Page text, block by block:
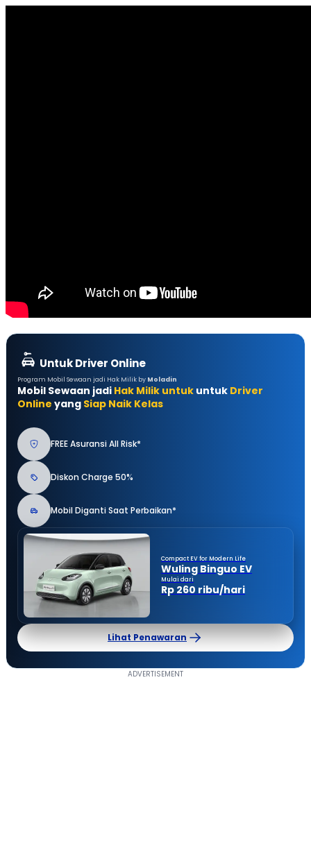
Untuk Driver Online
Program Mobil Sewaan jadi Hak Milik by Moladin
Mobil Sewaan jadi Hak Milik untuk untuk Driver
Online yang Siap Naik Kelas
FREE Asuransi All Risk*
Diskon Charge 50%
Mobil Diganti Saat Perbaikan*
Compact EV for Modern Life
Wuling Binguo EV
Mulai dari
Rp 260 ribu/hari
Lihat Penawaran